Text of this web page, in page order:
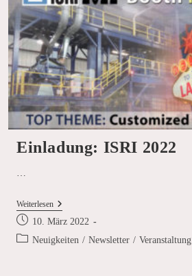
Einladung: ISRI 2022
WeiterlesenEinladung:
ISRI
2022
Beitrag
veröffentlicht:
10. März 2022
Beitrags-
Neuigkeiten / Newsletter / Veranstaltung